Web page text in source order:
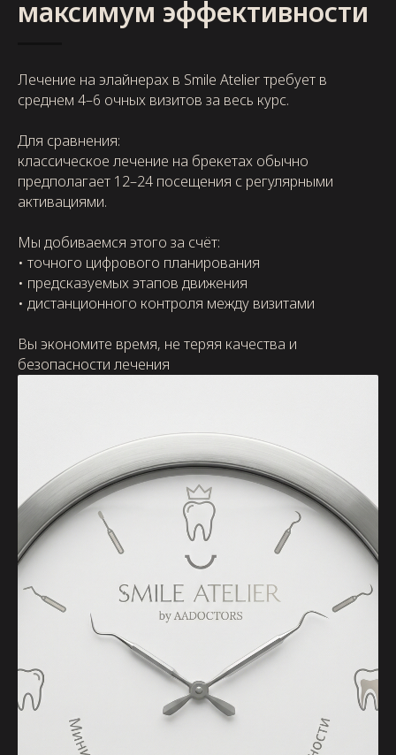
максимум эффективности
Лечение на элайнерах в Smile Atelier требует в
среднем 4–6 очных визитов за весь курс.
Для сравнения:
классическое лечение на брекетах обычно
предполагает 12–24 посещения с регулярными
активациями.
Мы добиваемся этого за счёт:
• точного цифрового планирования
• предсказуемых этапов движения
• дистанционного контроля между визитами
Вы экономите время, не теряя качества и
безопасности лечения